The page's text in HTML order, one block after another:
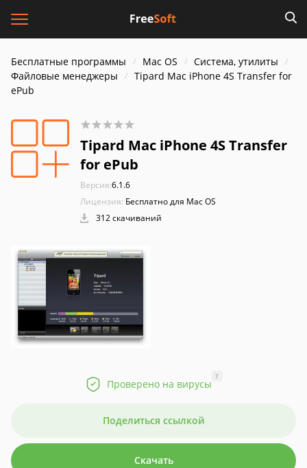
Бесплатные программы Mac OS
Система, утилиты
Файловые менеджеры
Tipard Mac iPhone 4S Transfer for
ePub
Tipard Mac iPhone 4S Transfer
for ePub
Версия:6.1.6
Лицензия: Бесплатно для Mac OS
312 скачиваний
Проверено на вирусы
?
Поделиться ссылкой
Скачать